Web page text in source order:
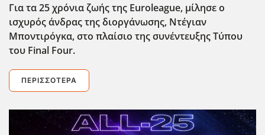
Για τα 25 χρόνια ζωής της Euroleague, μίλησε ο
ισχυρός άνδρας της διοργάνωσης, Ντέγιαν
Μποντιρόγκα, στο πλαίσιο της συνέντευξης Τύπου
του Final Four.
ΠΕΡΙΣΣΌΤΕΡΑ